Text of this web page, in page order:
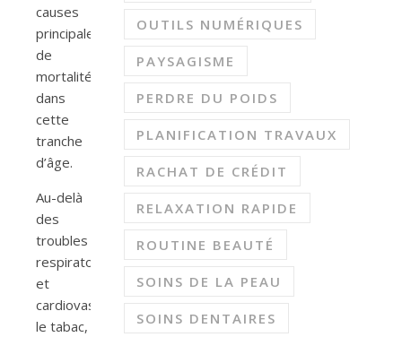
causes
principales
de
mortalité
dans
cette
tranche
d’âge.
Au-delà
des
troubles
respiratoires
et
cardiovasculaires,
le tabac,
OUTILS NUMÉRIQUES
PAYSAGISME
PERDRE DU POIDS
PLANIFICATION TRAVAUX
RACHAT DE CRÉDIT
RELAXATION RAPIDE
ROUTINE BEAUTÉ
SOINS DE LA PEAU
SOINS DENTAIRES